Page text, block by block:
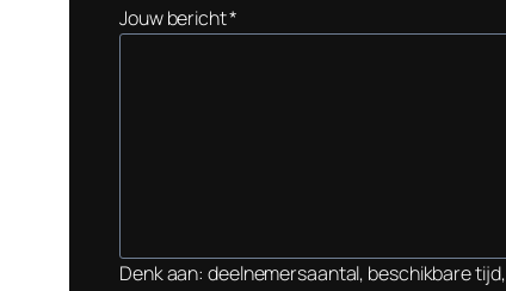
Jouw bericht*
Denk aan: deelnemersaantal, beschikbare